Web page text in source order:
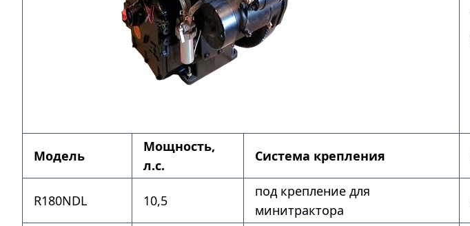
Модель
Мощность,
л.с.
Система крепления
R180NDL 10,5
под крепление для
минитрактора